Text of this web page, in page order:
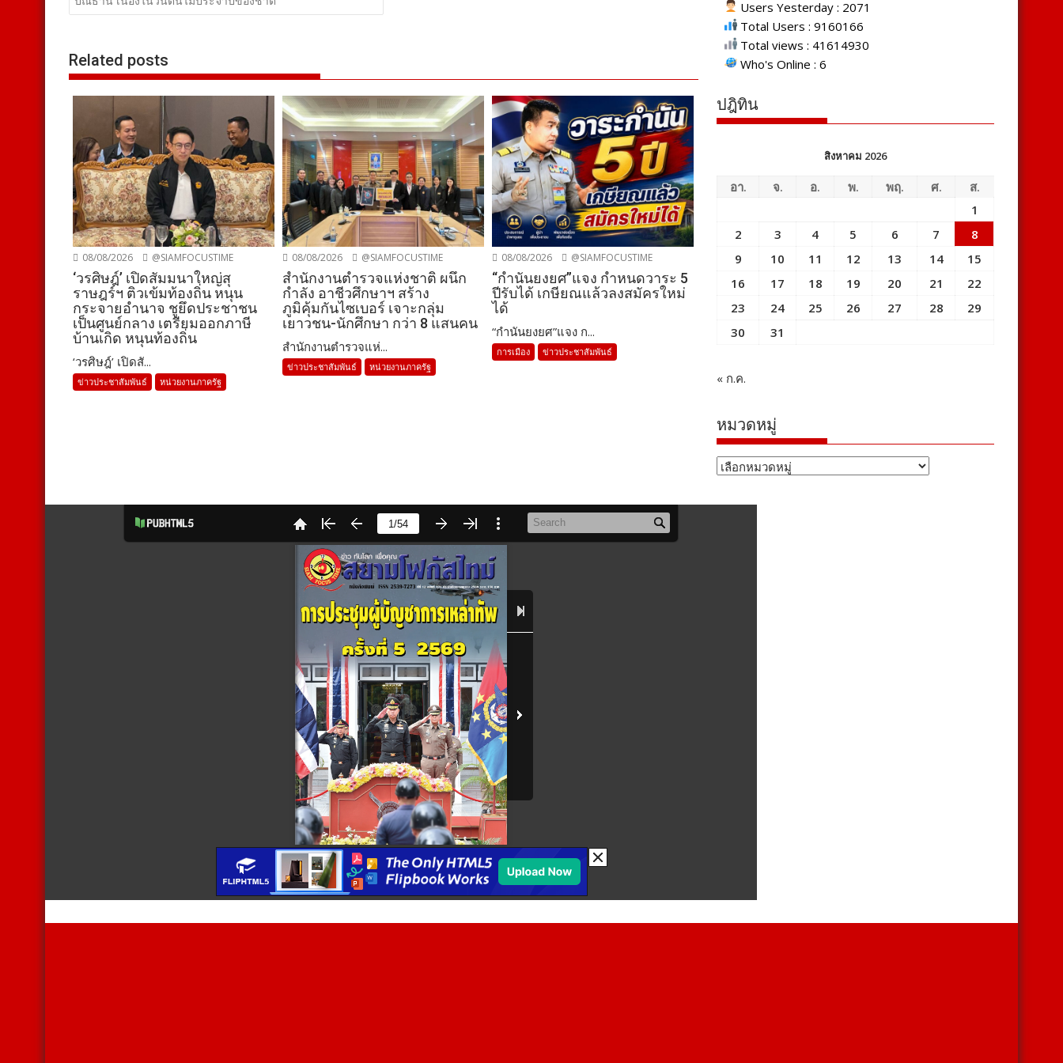
เรื่อง
Related posts
08/08/2026 @SIAMFOCUSTIME
‘วรศิษฎ์’ เปิดสัมมนาใหญ่สุ
ราษฎร์ฯ ติวเข้มท้องถิ่น หนุน
กระจายอำนาจ ชูยึดประชาชน
เป็นศูนย์กลาง เตรียมออกภาษี
บ้านเกิด หนุนท้องถิ่น
‘วรศิษฎ์’ เปิดสั...
ข่าวประชาสัมพันธ์ หน่วยงานภาครัฐ
08/08/2026 @SIAMFOCUSTIME
สำนักงานตำรวจแห่งชาติ ผนึก
กำลัง อาชีวศึกษาฯ สร้าง
ภูมิคุ้มกันไซเบอร์ เจาะกลุ่ม
เยาวชน-นักศึกษา กว่า 8 แสนคน
สำนักงานตำรวจแห่...
ข่าวประชาสัมพันธ์ หน่วยงานภาครัฐ
08/08/2026 @SIAMFOCUSTIME
“กำนันยงยศ”แจง กำหนดวาระ 5
ปีรับได้ เกษียณแล้วลงสมัครใหม่
ได้
“กำนันยงยศ”แจง ก...
การเมือง ข่าวประชาสัมพันธ์
Users Yesterday : 2071
Total Users : 9160166
Total views : 41614930
Who's Online : 6
ปฎิทิน
สิงหาคม 2026
อา. จ. อ. พ. พฤ. ศ.
ส.
1
2
3 4 5 6 7
8
9
10 11 12 13 14
15
16
17 18 19 20 21
22
23
24 25 26 27 28
29
30
31
« ก.ค.
หมวดหมู่
หมวด